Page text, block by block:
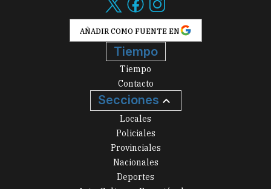
AÑADIR COMO FUENTE EN
Tiempo
Tiempo
Contacto
Secciones
Locales
Policiales
Provinciales
Nacionales
Deportes